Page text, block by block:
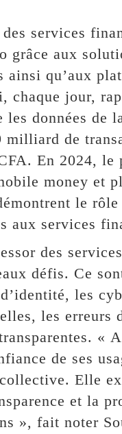
services
grâce aux
qu’aux
chaque jour,
données de
de
En 2024, le
money et
le
aux services
des
défis. Ce
les
les erreurs
«
de ses
Elle
et la
», fait noter